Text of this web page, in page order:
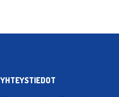
YHTEYSTIEDOT